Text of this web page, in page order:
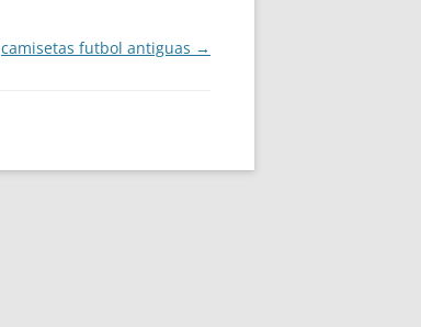
camisetas futbol antiguas →